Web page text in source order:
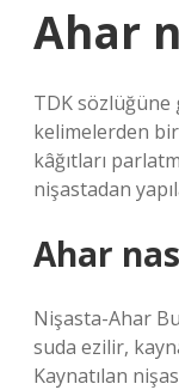
Ahar
TDK sözlüğüne
kelimelerden
kâğıtları
nişastadan
Ahar
Nişasta-Ahar
suda ezilir,
Kaynatılan